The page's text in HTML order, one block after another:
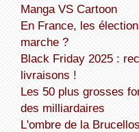
Manga VS Cartoon
En France, les élections municipales : comment ça
marche ?
Black Friday 2025 : records de ventes, chaos de
livraisons !
Les 50 plus grosses fortunes de France sont tous
des milliardaires
L'ombre de la Brucellose : Comment une bactérie